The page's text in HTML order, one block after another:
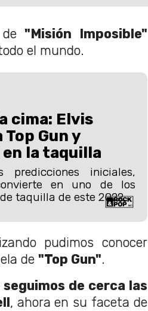
de"Misión Imposible"
el mundo.
cima: Elvis
Gun y
la taquilla
predicciones iniciales,
en uno de los
taquilla de este 2022.
pudimos conocer
de "Top Gun".
seguimos de cerca las
, ahora en su faceta de